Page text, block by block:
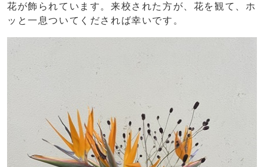
花が飾られています。来校された方が、花を観て、ホ
ッと一息ついてくだされば幸いです。